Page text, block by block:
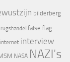
bilderberg
false flag
internet interview
NASA NAZI's